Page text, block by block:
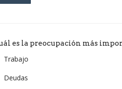
es la preocupación más
Trabajo
Deudas